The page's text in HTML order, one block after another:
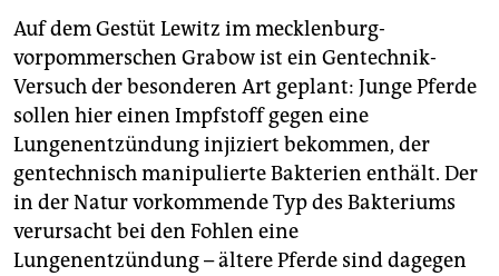
Auf dem Gestüt Lewitz im mecklenburg-
vorpommerschen Grabow ist ein Gentechnik-
Versuch der besonderen Art geplant: Junge Pferde
sollen hier einen Impfstoff gegen eine
Lungenentzündung injiziert bekommen, der
gentechnisch manipulierte Bakterien enthält. Der
in der Natur vorkommende Typ des Bakteriums
verursacht bei den Fohlen eine
Lungenentzündung – ältere Pferde sind dagegen